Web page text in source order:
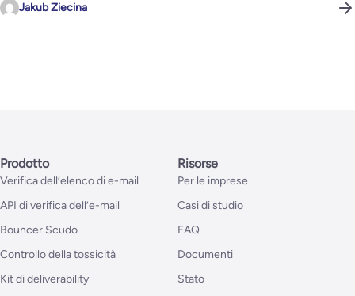
Jakub Ziecina
Prodotto
Verifica dell’elenco di e-mail
API di verifica dell’e-mail
Bouncer Scudo
Controllo della tossicità
Kit di deliverability
Risorse
Per le imprese
Casi di studio
FAQ
Documenti
Stato